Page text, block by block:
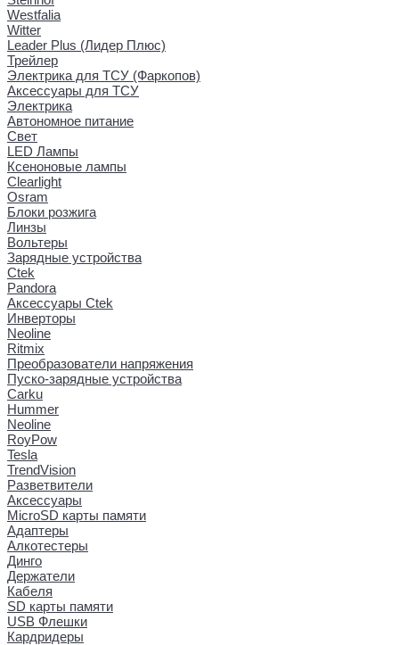
Westfalia
Witter
Leader Plus (Лидер Плюс)
Трейлер
Электрика для ТСУ (Фаркопов)
Аксессуары для ТСУ
Электрика
Автономное питание
Свет
LED Лампы
Ксеноновые лампы
Clearlight
Osram
Блоки розжига
Линзы
Вольтеры
Зарядные устройства
Ctek
Pandora
Аксессуары Ctek
Инверторы
Neoline
Ritmix
Преобразователи напряжения
Пуско-зарядные устройства
Carku
Hummer
Neoline
RoyPow
Tesla
TrendVision
Разветвители
Аксессуары
MicroSD карты памяти
Адаптеры
Алкотестеры
Динго
Держатели
Кабеля
SD карты памяти
USB Флешки
Кардридеры